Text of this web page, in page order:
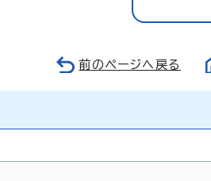
前のページへ戻る